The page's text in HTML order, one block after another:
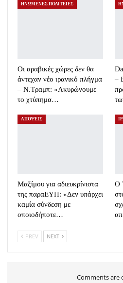
ΗΝΩΜΕΝΕΣ ΠΟΛΙΤΕΙΕΣ
Οι αραβικές χώρες δεν θα
άντεχαν νέο ιρανικό πλήγμα
– Ν.Τραμπ: «Ακυρώνουμε
το χτύπημα…
–
ΑΠΟΨΕΙΣ
Μαξίμου για αδιευκρίνιστα
της παραΕΥΠ: «Δεν υπάρχει
καμία σύνδεση με
οποιοδήποτε…
Ο
PREV NEXT
Comments are